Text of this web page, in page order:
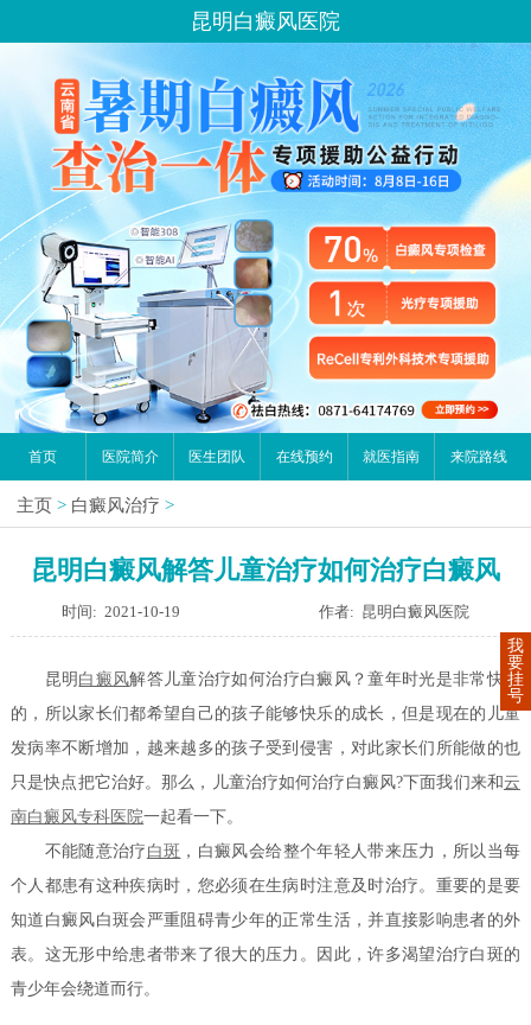
昆明白癜风医院
首页 医院简介 医生团队 在线预约 就医指南 来院路线
主页 > 白癜风治疗 >
昆明白癜风解答儿童治疗如何治疗白癜风
时间: 2021-10-19 作者: 昆明白癜风医院
昆明 白癜风解答儿童治疗如何治疗白癜风？童年时光是非常快乐
的，所以家长们都希望自己的孩子能够快乐的成长，但是现在的儿童
发病率不断增加，越来越多的孩子受到侵害，对此家长们所能做的也
只是快点把它治好。那么，儿童治疗如何治疗白癜风?下面我们来和云
南白癜风专科医院一起看一下。
不能随意治疗 白斑 ，白癜风会给整个年轻人带来压力，所以当每
个人都患有这种疾病时，您必须在生病时注意及时治疗。重要的是要
知道白癜风白斑会严重阻碍青少年的正常生活，并直接影响患者的外
表。这无形中给患者带来了很大的压力。因此，许多渴望治疗白斑的
青少年会绕道而行。
我
要
挂
号